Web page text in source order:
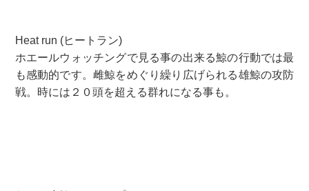
Heat run (ヒートラン)
ホエールウォッチングで見る事の出来る鯨の行動では最
も感動的です。雌鯨をめぐり繰り広げられる雄鯨の攻防
戦。時には２０頭を超える群れになる事も。